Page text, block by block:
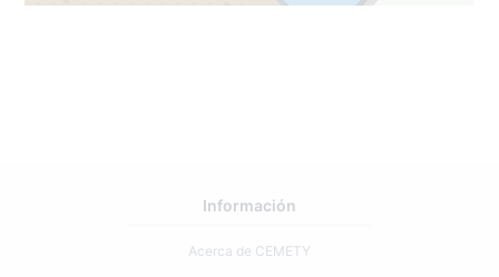
Información
Acerca de CEMETY